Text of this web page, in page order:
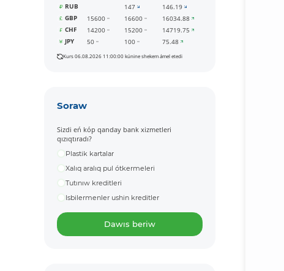
RUB
147
146.19
GBP
15600 16600
16034.88
CHF
14200 15200
14719.75
JPY
50 100 75.48
Kurs 06.08.2026 11:00:00 kúnine shekem ámel etedi
Soraw
Sizdi eń kóp qanday bank xizmetleri
qızıqtıradı?
Plastik kartalar
Xalıq aralıq pul ótkermeleri
Tutınıw kreditleri
Isbilermenler ushin kreditler
Dawıs beriw